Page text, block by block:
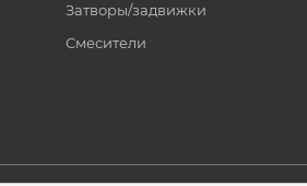
Затворы/задвижки
Смесители